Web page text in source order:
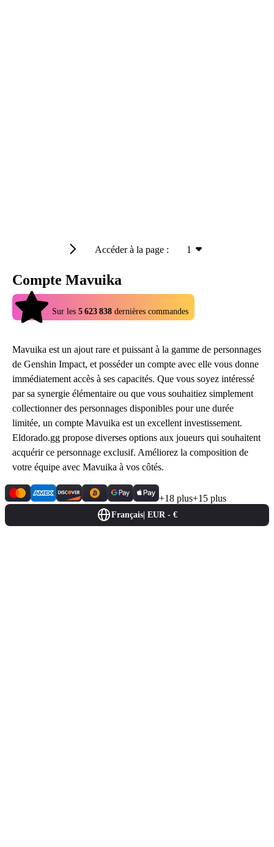
Accéder à la page : 1
Compte Mavuika
Sur les 5 623 838 dernières commandes
Mavuika est un ajout rare et puissant à la gamme de personnages
de Genshin Impact, et posséder un compte avec elle vous donne
immédiatement accès à ses capacités. Que vous soyez intéressé
par sa synergie élémentaire ou que vous souhaitiez simplement
collectionner des personnages disponibles pour une durée
limitée, un compte Mavuika est un excellent investissement.
Eldorado.gg propose diverses options aux joueurs qui souhaitent
acquérir ce personnage exclusif. Améliorez la composition de
votre équipe avec Mavuika à vos côtés.
+18 plus+15 plus
Français EUR - €